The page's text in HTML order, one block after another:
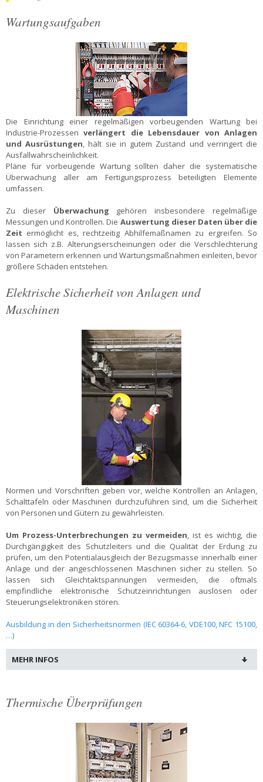
Wartungsaufgaben
Die Einrichtung einer regelmäßigen vorbeugenden Wartung bei
Industrie-Prozessenverlängert die Lebensdauer von Anlagen
und Ausrüstungen, hält sie in gutem Zustand und verringert die
Ausfallwahrscheinlichkeit.
Pläne für vorbeugende Wartung sollten daher die systematische
Überwachung aller am Fertigungsprozess beteiligten Elemente
umfassen.
Zu dieser Überwachung gehören insbesondere regelmäßige
Messungen und Kontrollen. Die Auswertung dieser Daten über die
Zeit ermöglicht es, rechtzeitig Abhilfemaßnamen zu ergreifen. So
lassen sich z.B. Alterungserscheinungen oder die Verschlechterung
von Parametern erkennen und Wartungsmaßnahmen einleiten, bevor
größere Schäden entstehen.
Elektrische Sicherheit von Anlagen und
Maschinen
Normen und Vorschriften geben vor, welche Kontrollen an Anlagen,
Schalttafeln oder Maschinen durchzuführen sind, um die Sicherheit
von Personen und Gütern zu gewährleisten.
Um Prozess-Unterbrechungen zu vermeiden, ist es wichtig, die
Durchgängigkeit des Schutzleiters und die Qualität der Erdung zu
prüfen, um den Potentialausgleich der Bezugsmasse innerhalb einer
Anlage und der angeschlossenen Maschinen sicher zu stellen. So
lassen sich Gleichtaktspannungen vermeiden, die oftmals
empfindliche elektronische Schutzeinrichtungen auslösen oder
Steuerungselektroniken stören.
Ausbildung in den Sicherheitsnormen (IEC 60364-6, VDE100, NFC 15100,
…)
MEHR INFOS
Thermische Überprüfungen